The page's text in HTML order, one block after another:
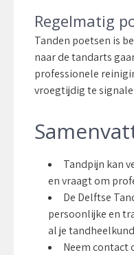
Regelmatig
Tanden poetsen is
naar de tandarts
professionele
vroegtijdig te
Tandpijn kan
en vraagt om
De Delftse
persoonlijke en
al je
Neem contact